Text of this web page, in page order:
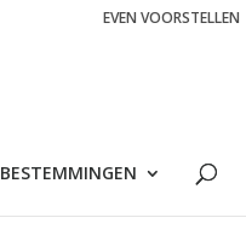
EVEN VOORSTELLEN
BESTEMMINGEN